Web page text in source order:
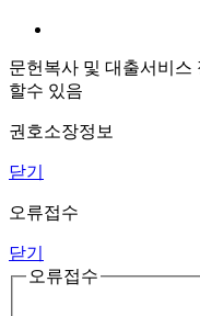
문헌복사 및 대출서비스
할수 있음
권호소장정보
닫기
오류접수
닫기
오류접수